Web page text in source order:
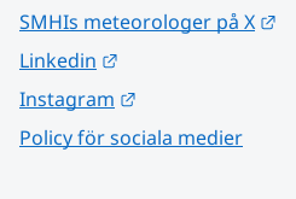
SMHIs meteorologer på X
Linkedin
Instagram
Policy för sociala medier